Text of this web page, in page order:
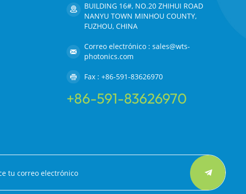
BUILDING 16#, NO.20 ZHIHUI ROAD
NANYU TOWN MINHOU COUNTY,
FUZHOU, CHINA
Correo electrónico : sales@wts-
photonics.com
Fax : +86-591-83626970
+86-591-83626970